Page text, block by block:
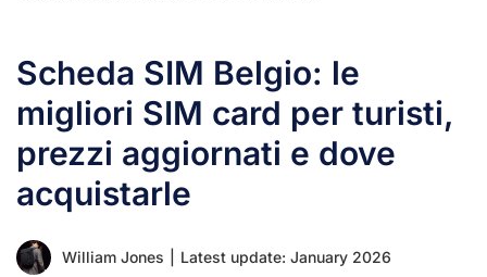
Scheda SIM Belgio: le
migliori SIM card per turisti,
prezzi aggiornati e dove
acquistarle
William Jones Latest update: January 2026